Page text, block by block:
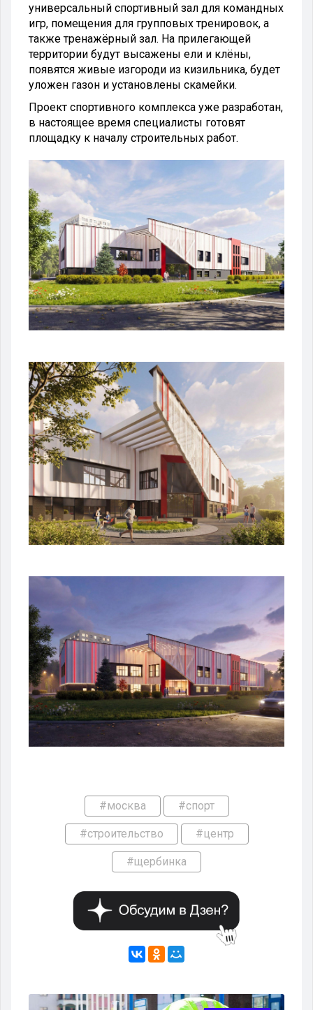
универсальный спортивный зал для командных
игр, помещения для групповых тренировок, а
также тренажёрный зал. На прилегающей
территории будут высажены ели и клёны,
появятся живые изгороди из кизильника, будет
уложен газон и установлены скамейки.
Проект спортивного комплекса уже разработан,
в настоящее время специалисты готовят
площадку к началу строительных работ.
#москва #спорт
#строительство #центр
#щербинка